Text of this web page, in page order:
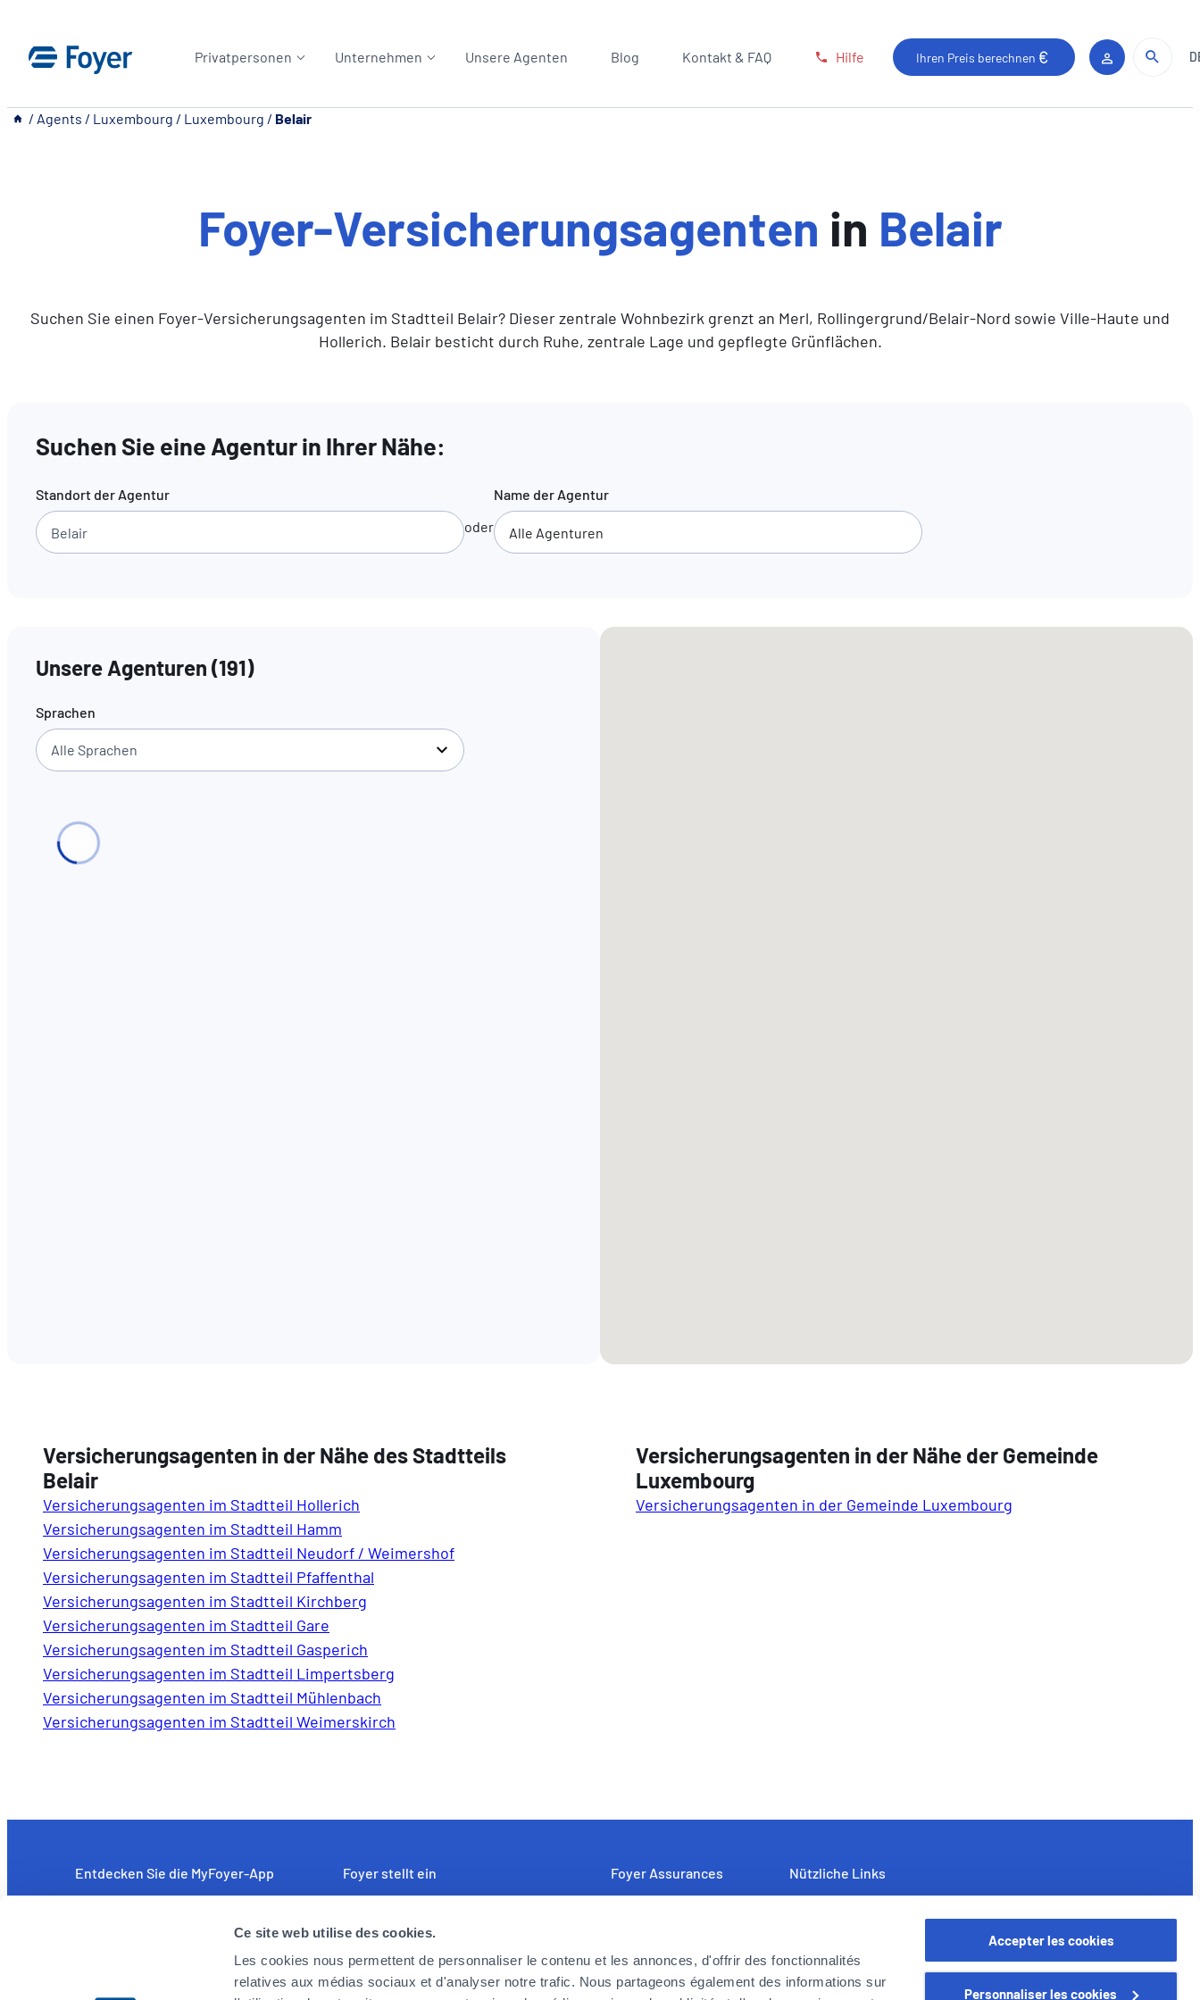
Ce site web utilise des cookies.
Les cookies nous permettent de personnaliser le contenu et les annonces, d'offrir des fonctionnalités
relatives aux médias sociaux et d'analyser notre trafic. Nous partageons également des informations sur
Accepter les cookies
Personnaliser les cookies
springen
Privatpersonen Unternehmen Unsere Agenten Blog Kontakt & FAQ Hilfe Ihren Preis berechnen
__ / Agents / Luxembourg / Luxembourg / Belair
Foyer-Versicherungsagenten in Belair
Suchen Sie einen Foyer-Versicherungsagenten im Stadtteil Belair? Dieser zentrale Wohnbezirk grenzt an Merl, Rollingergrund/Belair-Nord sowie Ville-Haute und
Hollerich. Belair besticht durch Ruhe, zentrale Lage und gepflegte Grünflächen.
Suchen Sie eine Agentur in Ihrer Nähe:
Standort der Agentur
oder
Name der Agentur
Unsere Agenturen (191)
Sprachen
Alle Sprachen
Versicherungsagenten in der Nähe des Stadtteils
Belair
Versicherungsagenten im Stadtteil Hollerich
Versicherungsagenten im Stadtteil Hamm
Versicherungsagenten im Stadtteil Neudorf / Weimershof
Versicherungsagenten im Stadtteil Pfaffenthal
Versicherungsagenten im Stadtteil Kirchberg
Versicherungsagenten im Stadtteil Gare
Versicherungsagenten im Stadtteil Gasperich
Versicherungsagenten im Stadtteil Limpertsberg
Versicherungsagenten im Stadtteil Mühlenbach
Versicherungsagenten im Stadtteil Weimerskirch
Versicherungsagenten in der Nähe der Gemeinde
Luxembourg
Versicherungsagenten in der Gemeinde Luxembourg
Entdecken Sie die MyFoyer-App
Erstattung medizinischer Kosten. Sie
verfolgen Ihre Schadensfälle in Echtzeit und
erhalten rund um die Uhr und an 7 Tagen der
Woche Hilfestellung über das Notfalltelefon.
Foyer stellt ein
leistungsbereiten und begeisterungsfähigen
Mitarbeitern und Mitarbeiterinnen, die die
Herausforderungen von heute und morgen
angehen möchten. Können Sie sich in dieser
Foyer Assurances
Derzeitgeschlossen
Nützliche Links
Foyer Gruppe
Karriere